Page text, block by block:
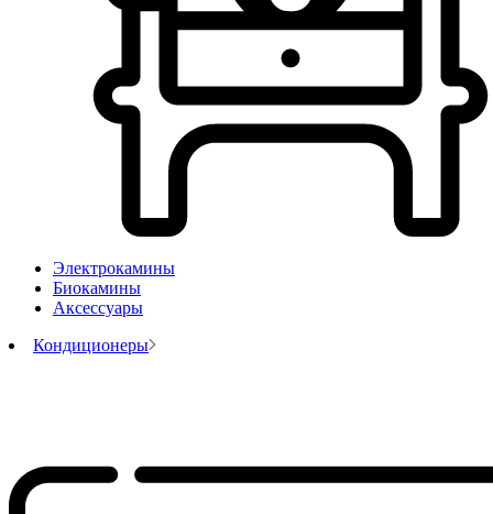
Электрокамины
Биокамины
Аксессуары
Кондиционеры